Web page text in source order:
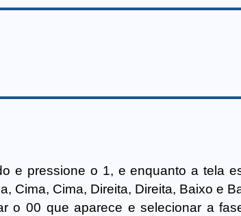
e pressione o 1, e enquanto a tela
Cima, Cima, Direita, Direita, Baixo e
o 00 que aparece e selecionar a